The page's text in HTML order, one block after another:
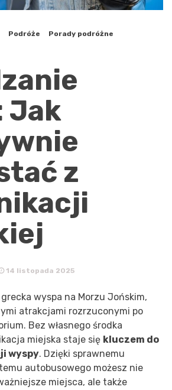
Podróże
Porady podróżne
Jak
z
14 listopada 2025
wyspa na Morzu Jońskim,
atrakcjami rozrzuconymi po
Bez własnego środka
miejska staje się kluczem do
wyspy. Dzięki sprawnemu
autobusowego możesz nie
miejsca, ale także